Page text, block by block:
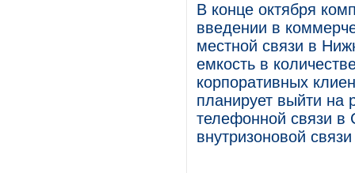
В конце октября
введении в
местной связи в
емкость в
корпоративных
планирует выйти на
телефонной связи в
внутризоновой